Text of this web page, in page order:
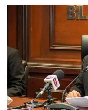
n
e
m
a
i
l